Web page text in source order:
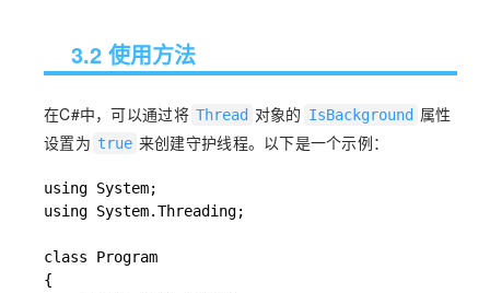
3.2 使用方法
在C#中，可以通过将 Thread 对象的 IsBackground 属性
设置为 true 来创建守护线程。以下是一个示例：
using System;
using System.Threading;
class Program
{